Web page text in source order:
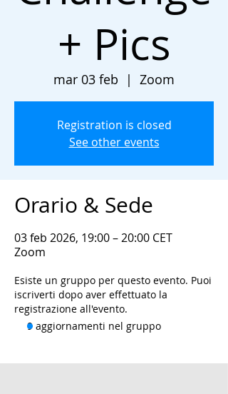
+ Pics
mar 03 feb
  |
Zoom
Registration is closed
See other events
Orario & Sede
03 feb 2026, 19:00 – 20:00 CET
Zoom
Esiste un gruppo per questo evento. Puoi
iscriverti dopo aver effettuato la
registrazione all'evento.
9 aggiornamenti nel gruppo